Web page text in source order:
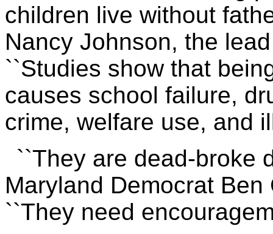
children live without
Nancy Johnson, the
``Studies show that
causes school failure,
crime, welfare use, and
``They are dead-broke
Maryland Democrat
``They need